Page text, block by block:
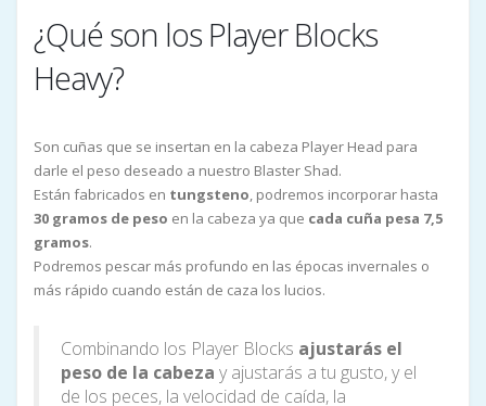
¿Qué son los Player Blocks
Heavy?
Son cuñas que se insertan en la cabeza Player Head para
darle el peso deseado a nuestro Blaster Shad.
Están fabricados en tungsteno, podremos incorporar hasta
30 gramos de peso en la cabeza ya que cada cuña pesa 7,5
gramos.
Podremos pescar más profundo en las épocas invernales o
más rápido cuando están de caza los lucios.
Combinando los Player Blocks ajustarás el
peso de la cabeza y ajustarás a tu gusto, y el
de los peces, la velocidad de caída, la